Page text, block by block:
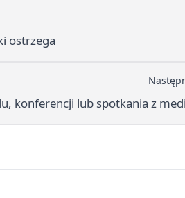
ostrzega
konferencji lub spotkania z